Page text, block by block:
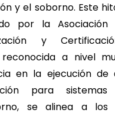
y el soborno. Este
por la
y
a nivel
en la ejecución de
para
se alinea a los